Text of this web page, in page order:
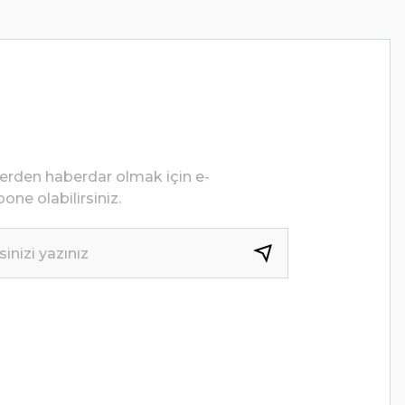
haberdar olmak için e-
olabilirsiniz.